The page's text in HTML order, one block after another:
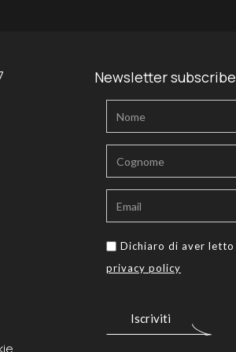
Newsletter subscribe